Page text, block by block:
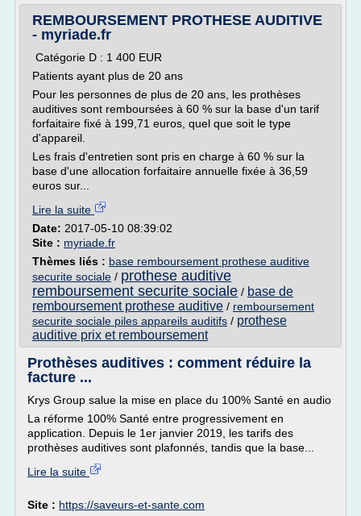
REMBOURSEMENT PROTHESE AUDITIVE
- myriade.fr
Catégorie D : 1 400 EUR
Patients ayant plus de 20 ans
Pour les personnes de plus de 20 ans, les prothèses
auditives sont remboursées à 60 % sur la base d'un tarif
forfaitaire fixé à 199,71 euros, quel que soit le type
d'appareil.
Les frais d'entretien sont pris en charge à 60 % sur la
base d'une allocation forfaitaire annuelle fixée à 36,59
euros sur...
Lire la suite
Date: 2017-05-10 08:39:02
Site : myriade.fr
Thèmes liés : base remboursement prothese auditive
securite sociale / prothese auditive
remboursement securite sociale / base de
remboursement prothese auditive / remboursement
securite sociale piles appareils auditifs / prothese
auditive prix et remboursement
Prothèses auditives : comment réduire la
facture ...
Krys Group salue la mise en place du 100% Santé en audio
La réforme 100% Santé entre progressivement en
application. Depuis le 1er janvier 2019, les tarifs des
prothèses auditives sont plafonnés, tandis que la base...
Lire la suite
Site : https://saveurs-et-sante.com